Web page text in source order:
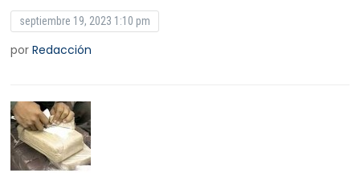
septiembre 19, 2023 1:10 pm
porRedacción